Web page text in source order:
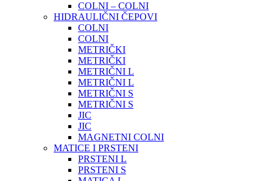
COLNI – COLNI
HIDRAULIČNI ČEPOVI
COLNI
COLNI
METRIČKI
METRIČKI
METRIČNI L
METRIČNI L
METRIČNI S
METRIČNI S
JIC
JIC
MAGNETNI COLNI
MATICE I PRSTENI
PRSTENI L
PRSTENI S